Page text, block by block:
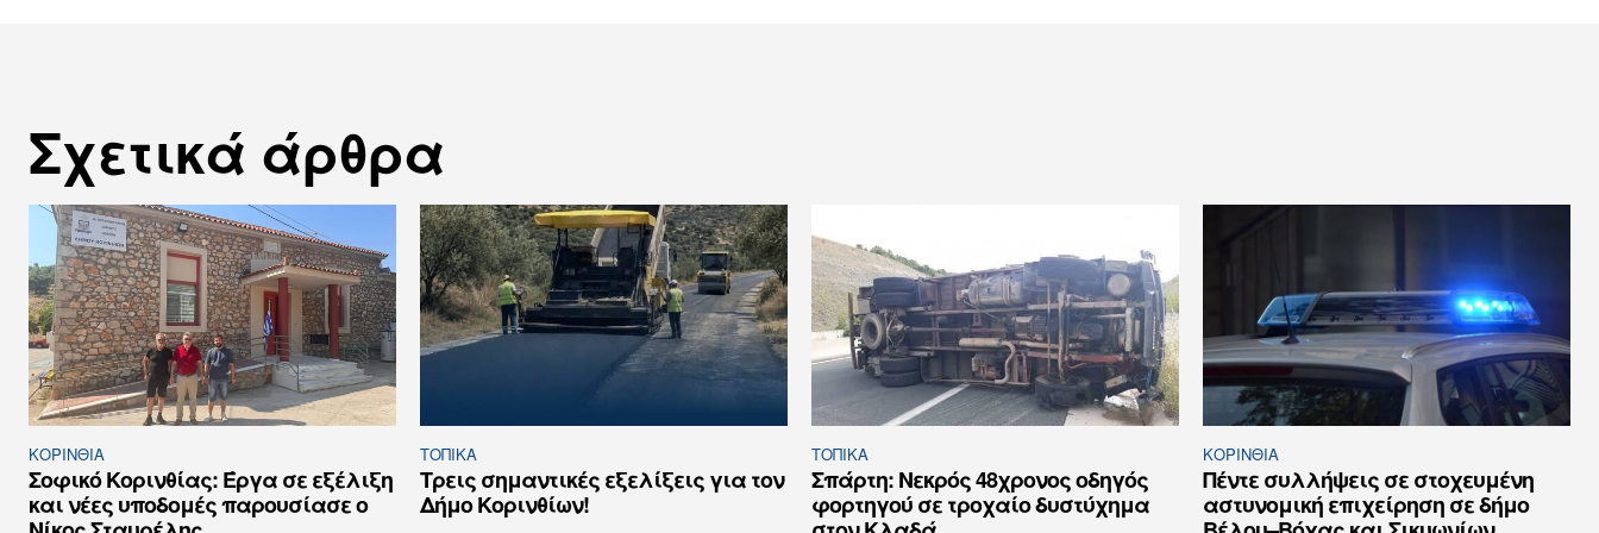
Σχετικά άρθρα
ΚΟΡΙΝΘΊΑ
Σοφικό Κορινθίας: Έργα σε εξέλιξη
και νέες υποδομές παρουσίασε ο
ΤΟΠΙΚΑ
Τρεις σημαντικές εξελίξεις για τον
Δήμο Κορινθίων!
ΤΟΠΙΚΑ
Σπάρτη: Νεκρός 48χρονος οδηγός
φορτηγού σε τροχαίο δυστύχημα
ΚΟΡΙΝΘΊΑ
Πέντε συλλήψεις σε στοχευμένη
αστυνομική επιχείρηση σε δήμο